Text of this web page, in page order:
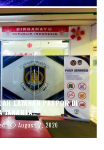
LAYANAN PASPOR DI
JAKARTA
August 7, 2026